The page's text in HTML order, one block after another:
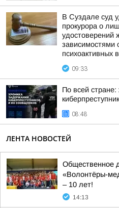
В Суздале суд
прокурора о
удостоверений
зависимостями
психоактивных
09:33
По всей
08:48
ЛЕНТА НОВОСТЕЙ
Общественное
«Волонтёры-
– 10 лет!
14:13